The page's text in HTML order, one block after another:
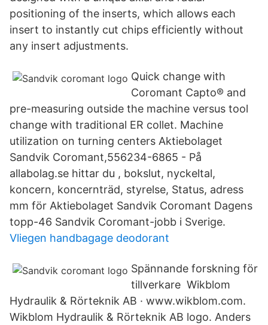
positioning of the inserts, which allows each
insert to instantly cut chips efficiently without
any insert adjustments.
Quick change with
Coromant Capto® and
pre-measuring outside the machine versus tool
change with traditional ER collet. Machine
utilization on turning centers Aktiebolaget
Sandvik Coromant,556234-6865 - På
allabolag.se hittar du , bokslut, nyckeltal,
koncern, koncernträd, styrelse, Status, adress
mm för Aktiebolaget Sandvik Coromant Dagens
topp-46 Sandvik Coromant-jobb i Sverige.
Vliegen handbagage deodorant
Spännande forskning för
tillverkare Wikblom
Hydraulik & Rörteknik AB · www.wikblom.com.
Wikblom Hydraulik & Rörteknik AB logo. Anders